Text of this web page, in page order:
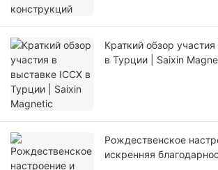
Краткий обзор
в Турции | Saixin
Рождественское
искренняя